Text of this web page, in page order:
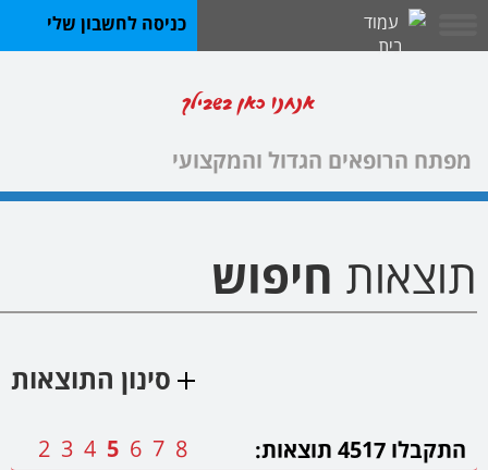
כניסה לחשבון שלי
אנחנו כאן בשבילך
מפתח הרופאים הגדול והמקצועי
תוצאותחיפוש
סינון התוצאות
התקבלו4517תוצאות: 2 3 4 5 6 7 8